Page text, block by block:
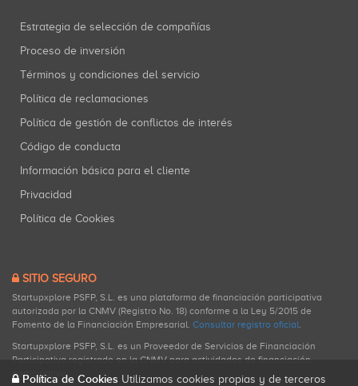
Estrategia de selección de compañías
Proceso de inversión
Términos y condiciones del servicio
Política de reclamaciones
Política de gestión de conflictos de interés
Código de conducta
Información básica para el cliente
Privacidad
Política de Cookies
SITIO SEGURO
Startupxplore PSFP, S.L. es una plataforma de financiación participativa
autorizada por la CNMV (Registro No. 18) conforme a la Ley 5/2015 de
Fomento de la Financiación Empresarial. Consultar registro oficial.
Startupxplore PSFP, S.L. es un Proveedor de Servicios de Financiación
Participativa registrado en la CNMV para actividades de financiación
participativa.
Política de Cookies Utilizamos cookies propias y de terceros